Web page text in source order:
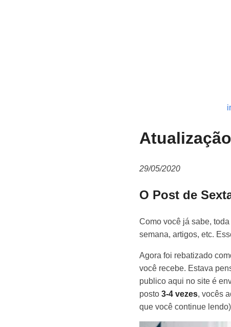
29/05/2020
O Post de
Como você já sabe,
semana, artigos, etc.
Agora foi rebatizado
você recebe. Estava
publico aqui no site é
posto 3-4 vezes, vocês
que você continue